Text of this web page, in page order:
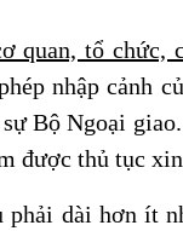
quan, tổ chức,
nhập cảnh
Bộ Ngoại
được thủ tục
phải dài hơn ít